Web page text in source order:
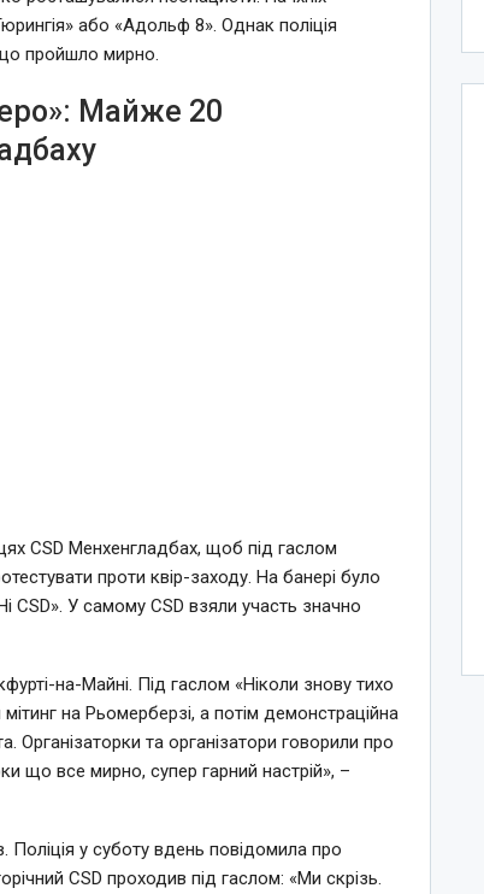
або «Адольф 8». Однак поліція
що пройшло мирно.
Майже 20
CSD Менхенгладбах, щоб під гаслом
проти квір-заходу. На банері було
CSD». У самому CSD взяли участь значно
на-Майні. Під гаслом «Ніколи знову тихо
на Рьомерберзі, а потім демонстраційна
Організаторки та організатори говорили про
що все мирно, супер гарний настрій», –
у суботу вдень повідомила про
CSD проходив під гаслом: «Ми скрізь.